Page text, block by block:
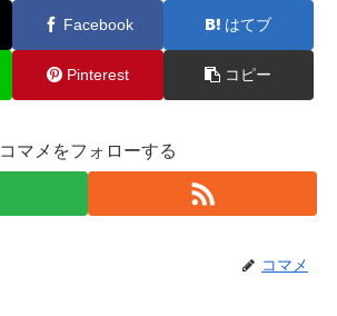
Facebook はてブ
Pinterest コピー
コマメをフォローする
コマメ